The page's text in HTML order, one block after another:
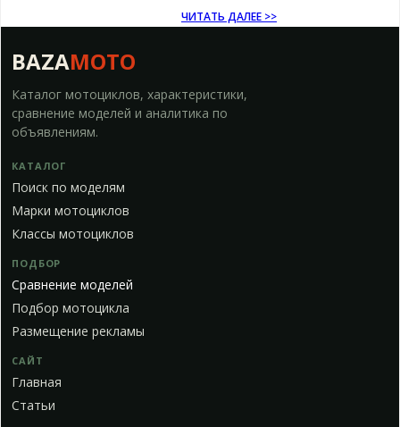
ЧИТАТЬ ДАЛЕЕ >>
BAZAMOTO
Каталог мотоциклов, характеристики,
сравнение моделей и аналитика по
объявлениям.
КАТАЛОГ
Поиск по моделям
Марки мотоциклов
Классы мотоциклов
ПОДБОР
Сравнение моделей
Подбор мотоцикла
Размещение рекламы
САЙТ
Главная
Статьи